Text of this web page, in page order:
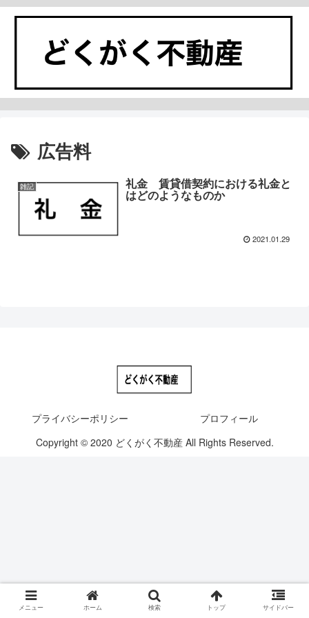
広告料
雑記 礼金 賃貸借契約における礼金と
はどのようなものか
2021.01.29
プライバシーポリシー
プロフィール
Copyright © 2020 どくがく不動産 All Rights Reserved.
メニュー ホーム 検索 トップ サイドバー